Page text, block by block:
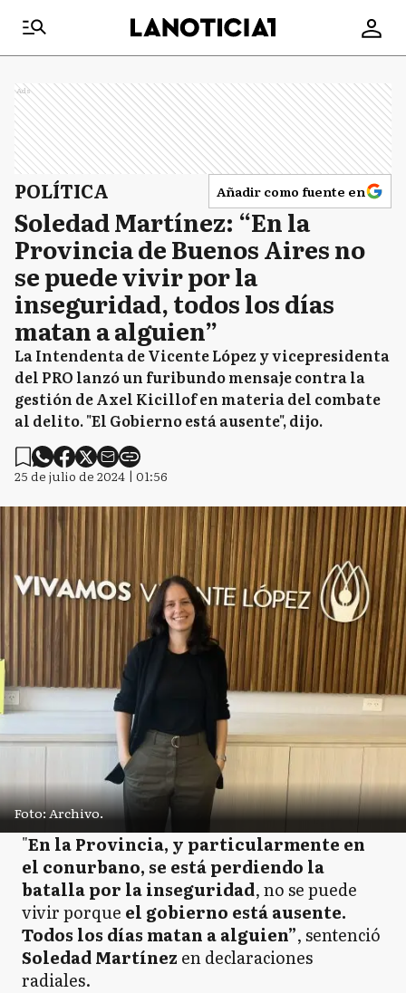
Ads
POLÍTICA Añadir como fuente en
Soledad Martínez: “En la
Provincia de Buenos Aires no
se puede vivir por la
inseguridad, todos los días
matan a alguien”
La Intendenta de Vicente López y vicepresidenta
del PRO lanzó un furibundo mensaje contra la
gestión de Axel Kicillof en materia del combate
al delito. "El Gobierno está ausente", dijo.
25 de julio de 2024 | 01:56
Foto: Archivo.
"En la Provincia, y particularmente en
el conurbano, se está perdiendo la
batalla por la inseguridad, no se puede
vivir porque el gobierno está ausente.
Todos los días matan a alguien”, sentenció
Soledad Martínez en declaraciones
radiales.